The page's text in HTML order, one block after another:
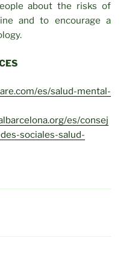
about the risks of
and to encourage a
es/salud-mental-
es/consej
sociales-salud-